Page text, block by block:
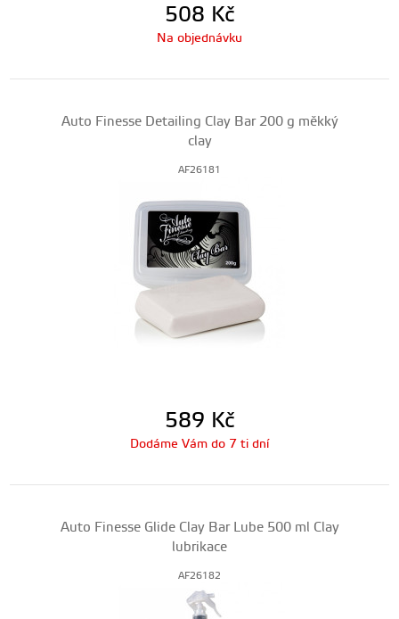
508 Kč
Na objednávku
Auto Finesse Detailing Clay Bar 200 g měkký
clay
AF26181
589 Kč
Dodáme Vám do 7 ti dní
Auto Finesse Glide Clay Bar Lube 500 ml Clay
lubrikace
AF26182